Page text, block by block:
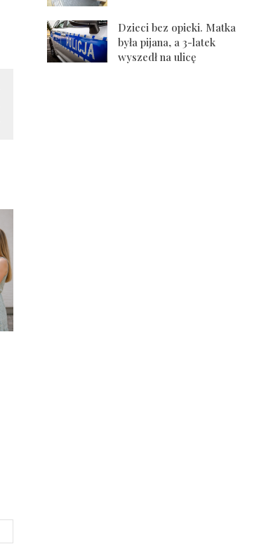
Internetowa:
Dzieci bez opieki. Matka
była pijana, a 3-latek
wyszedł na ulicę